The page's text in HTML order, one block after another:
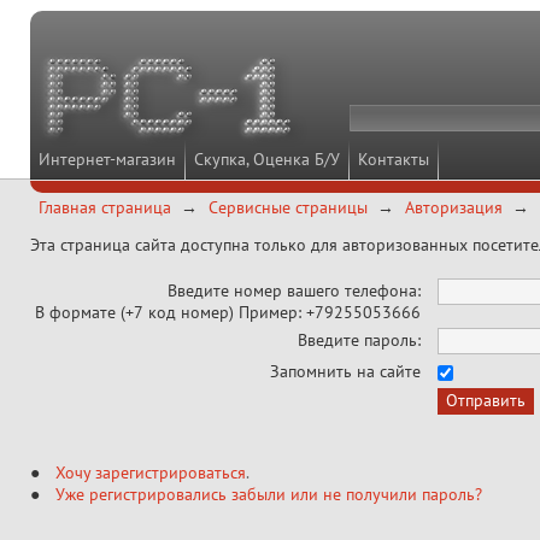
Интернет-магазин Скупка, Оценка Б/У Контакты
Главная страница Сервисные страницы
Авторизация
Эта страница сайта доступна только для авторизованных
Введите номер вашего телефона:
В формате (+7 код номер) Пример: +79255053666
Введите пароль:
Запомнить на сайте
Хочу зарегистрироваться.
Уже регистрировались забыли или не получили пароль?